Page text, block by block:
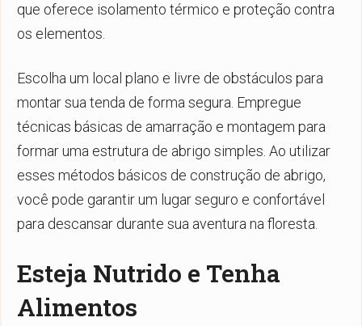
que oferece isolamento térmico e proteção contra
os elementos.
Escolha um local plano e livre de obstáculos para
montar sua tenda de forma segura. Empregue
técnicas básicas de amarração e montagem para
formar uma estrutura de abrigo simples. Ao utilizar
esses métodos básicos de construção de abrigo,
você pode garantir um lugar seguro e confortável
para descansar durante sua aventura na floresta.
Esteja Nutrido e Tenha
Alimentos